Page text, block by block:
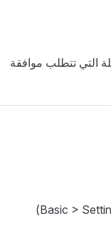
التي تتطلب موافقة